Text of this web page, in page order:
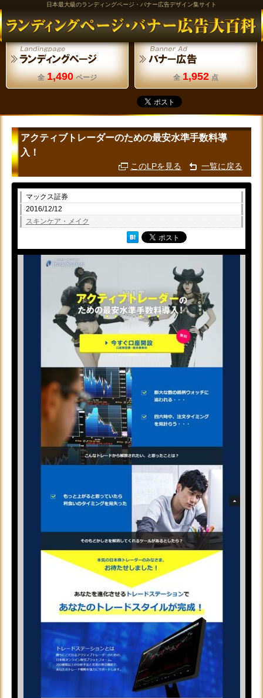
日本最大級のランディングページ・バナー広告デザイン集サイト
全 1,490 ページ 全 1,952 点
アクティブトレーダーのための最安水準手数料導
入！
このLPを見る 一覧に戻る
マックス証券
2016/12/12
スキンケア・メイク